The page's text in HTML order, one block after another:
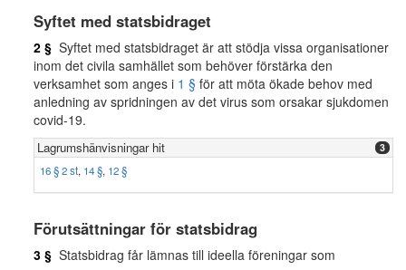
Syftet med statsbidraget
2 § Syftet med statsbidraget är att stödja vissa organisationer
inom det civila samhället som behöver förstärka den
verksamhet som anges i 1 § för att möta ökade behov med
anledning av spridningen av det virus som orsakar sjukdomen
covid-19.
Lagrumshänvisningar hit 3
16 § 2 st, 14 §, 12 §
Förutsättningar för statsbidrag
3 § Statsbidrag får lämnas till ideella föreningar som